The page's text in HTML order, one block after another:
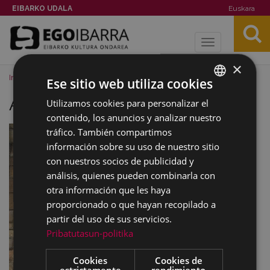
EIBARKO UDALA Euskara
Toggle
Inicio Imágenes Argazki zahar handiak kalean 02
Argazki zahar handiak kalean 02
BASQUE
SPANISH
×
Ese sitio web utiliza cookies
Utilizamos cookies para personalizar el
contenido, los anuncios y analizar nuestro
tráfico. También compartimos
información sobre su uso de nuestro sitio
con nuestros socios de publicidad y
análisis, quienes pueden combinarla con
otra información que les haya
proporcionado o que hayan recopilado a
partir del uso de sus servicios.
Pribatutasun-politika
Cookies
Cookies de